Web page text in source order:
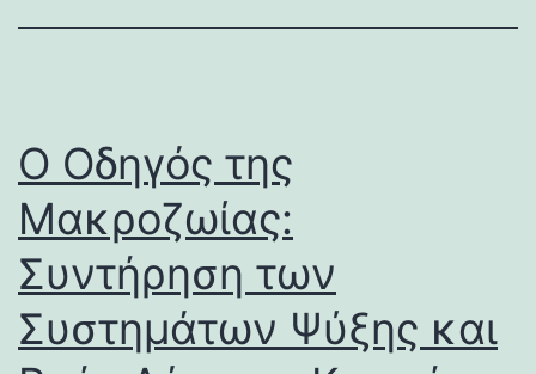
Ο Οδηγός της
Μακροζωίας:
Συντήρηση των
Συστημάτων Ψύξης και